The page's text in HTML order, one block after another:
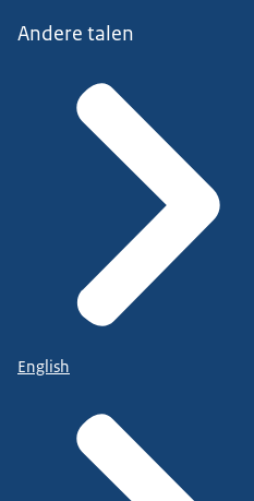
Andere talen
English